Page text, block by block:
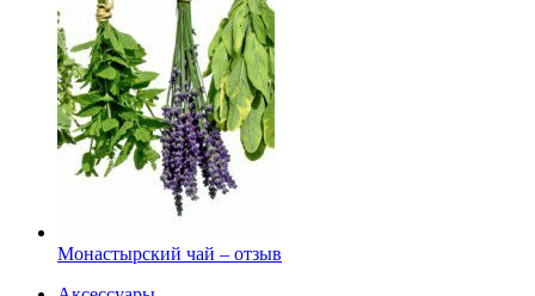
Монастырский чай – отзыв